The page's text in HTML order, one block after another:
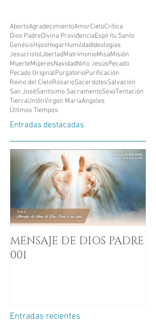
AbortoAgradecimientoAmorCieloCrítica
Dios PadreDivina ProvidenciaEspíritu Santo
GenésisHijosHogarHumildadIdeologías
JesucristoLibertadMatrimonioMisaMisión
MuerteMujeresNavidadNiño JesúsPecado
Pecado OriginalPurgatorioPurificación
Reino del CieloRosarioSacerdotesSalvación
San JoséSantísimo SacramentoSexoTentación
TierraUniónVirgen MaríaÁngeles
Últimos Tiempos
Entradas destacadas
MENSAJE DE DIOS PADRE
001
Entradas recientes